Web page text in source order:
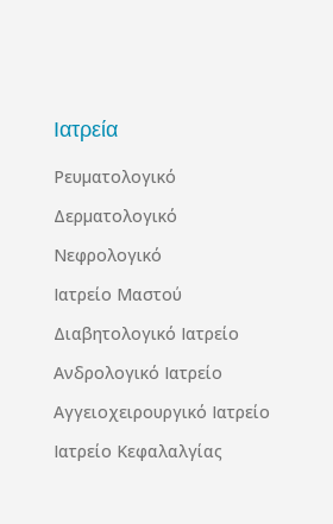
Ιατρεία
Ρευματολογικό
Δερματολογικό
Νεφρολογικό
Ιατρείο Μαστού
Διαβητολογικό Ιατρείο
Ανδρολογικό Ιατρείο
Αγγειοχειρουργικό Ιατρείο
Ιατρείο Κεφαλαλγίας